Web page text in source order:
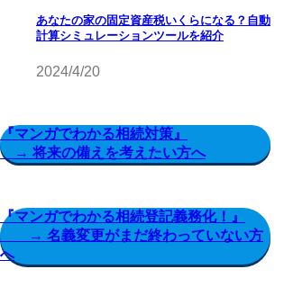
あなたの家の固定資産税いくらになる？自動
計算シミュレーションツールを紹介
2024/4/20
『マンガでわかる相続対策』
→ 将来の備えを考えたい方へ
『マンガでわかる相続登記義務化！』
→ 名義変更がまだ終わっていない方
へ